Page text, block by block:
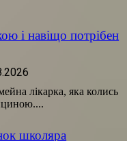
і навіщо потрібен
лікарка, яка колись
школяра